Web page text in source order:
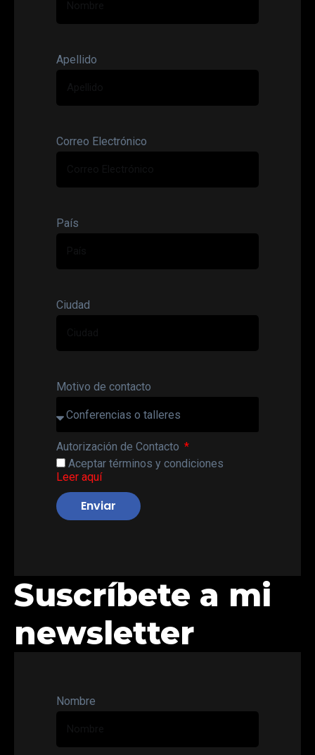
Apellido
Correo Electrónico
País
Ciudad
Motivo de contacto
Autorización de Contacto
Aceptar términos y condiciones
Leer aquí
Enviar
Suscríbete a mi
newsletter
Nombre